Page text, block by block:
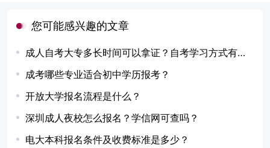
您可能感兴趣的文章
成人自考大专多长时间可以拿证？自考学习方式有哪些？
成考哪些专业适合初中学历报考？
开放大学报名流程是什么？
深圳成人夜校怎么报名？学信网可查吗？
电大本科报名条件及收费标准是多少？